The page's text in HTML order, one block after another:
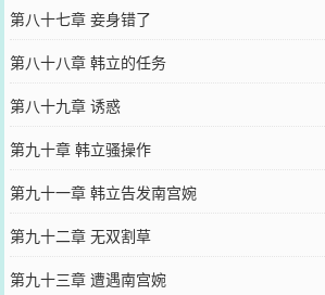
第八十七章 妾身错了
第八十八章 韩立的任务
第八十九章 诱惑
第九十章 韩立骚操作
第九十一章 韩立告发南宫婉
第九十二章 无双割草
第九十三章 遭遇南宫婉